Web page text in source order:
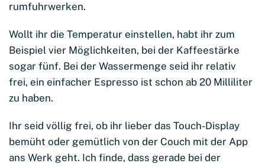
rumfuhrwerken.
Wollt ihr die Temperatur einstellen, habt ihr zum
Beispiel vier Möglichkeiten, bei der Kaffeestärke
sogar fünf. Bei der Wassermenge seid ihr relativ
frei, ein einfacher Espresso ist schon ab 20 Milliliter
zu haben.
Ihr seid völlig frei, ob ihr lieber das Touch-Display
bemüht oder gemütlich von der Couch mit der App
ans Werk geht. Ich finde, dass gerade bei der